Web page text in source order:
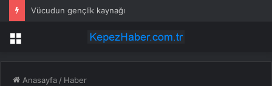
Vücudun gençlik kaynağı
Menü
Anasayfa / Haber